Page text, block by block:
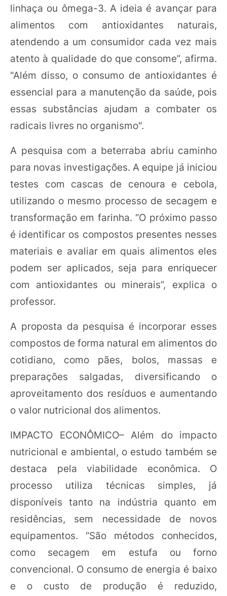
linhaça ou ômega-3. A ideia é avançar para
alimentos com antioxidantes naturais,
atendendo a um consumidor cada vez mais
atento à qualidade do que consome”, afirma.
"Além disso, o consumo de antioxidantes é
essencial para a manutenção da saúde, pois
essas substâncias ajudam a combater os
radicais livres no organismo".
A pesquisa com a beterraba abriu caminho
para novas investigações. A equipe já iniciou
testes com cascas de cenoura e cebola,
utilizando o mesmo processo de secagem e
transformação em farinha. “O próximo passo
é identificar os compostos presentes nesses
materiais e avaliar em quais alimentos eles
podem ser aplicados, seja para enriquecer
com antioxidantes ou minerais”, explica o
professor.
A proposta da pesquisa é incorporar esses
compostos de forma natural em alimentos do
cotidiano, como pães, bolos, massas e
preparações salgadas, diversificando o
aproveitamento dos resíduos e aumentando
o valor nutricional dos alimentos.
IMPACTO ECONÔMICO– Além do impacto
nutricional e ambiental, o estudo também se
destaca pela viabilidade econômica. O
processo utiliza técnicas simples, já
disponíveis tanto na indústria quanto em
residências, sem necessidade de novos
equipamentos. “São métodos conhecidos,
como secagem em estufa ou forno
convencional. O consumo de energia é baixo
e o custo de produção é reduzido,